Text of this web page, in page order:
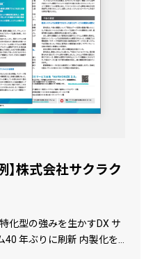
】株式会社サクラク
化型の強みを生かすDX サ
40 年ぶりに刷新 内製化を